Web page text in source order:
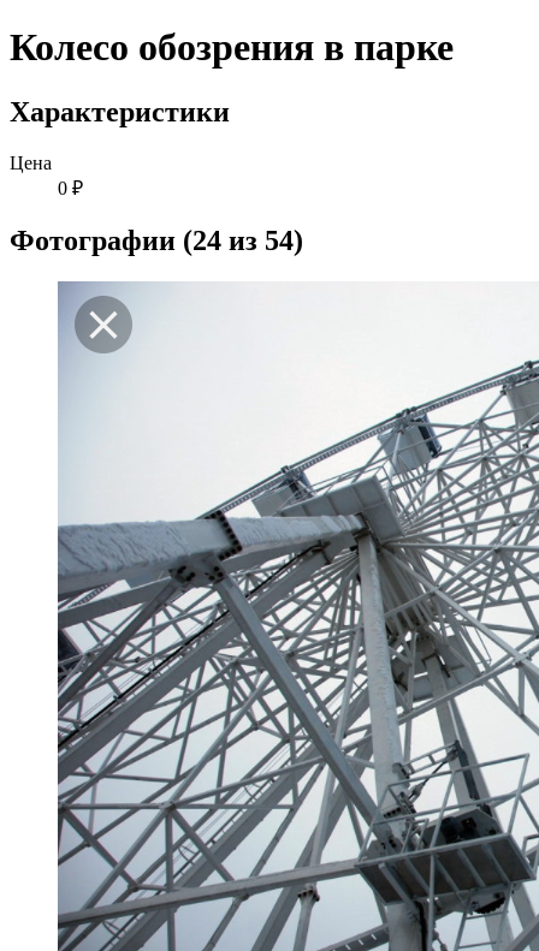
Колесо обозрения в парке
Характеристики
Цена
0 ₽
Фотографии (24 из 54)